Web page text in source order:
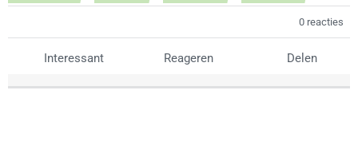
0 reacties
Interessant Reageren Delen